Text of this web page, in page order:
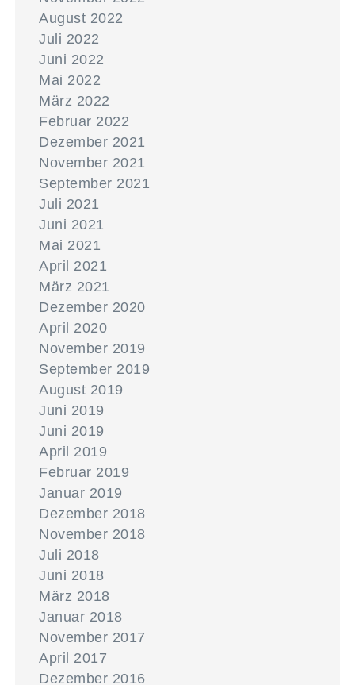
August 2022
Juli 2022
Juni 2022
Mai 2022
März 2022
Februar 2022
Dezember 2021
November 2021
September 2021
Juli 2021
Juni 2021
Mai 2021
April 2021
März 2021
Dezember 2020
April 2020
November 2019
September 2019
August 2019
Juni 2019
Juni 2019
April 2019
Februar 2019
Januar 2019
Dezember 2018
November 2018
Juli 2018
Juni 2018
März 2018
Januar 2018
November 2017
April 2017
Dezember 2016